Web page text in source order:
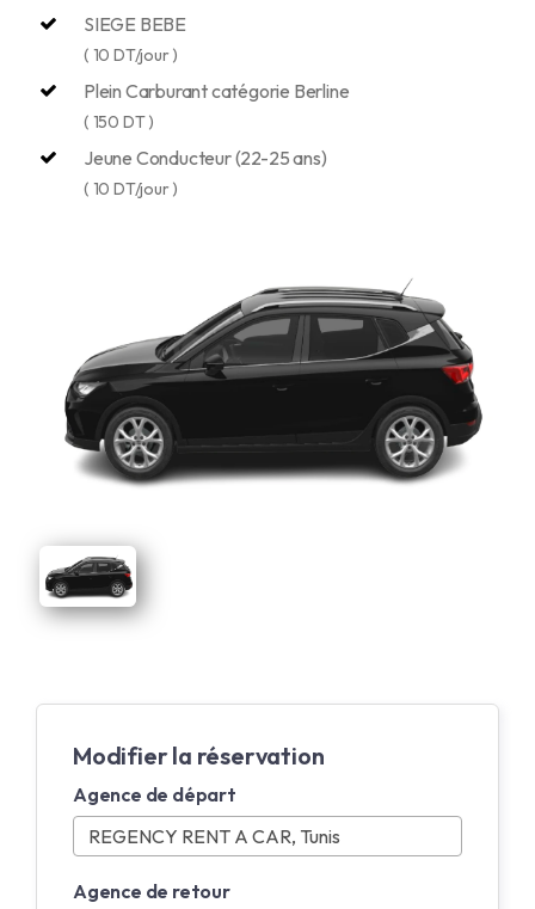
SIEGE BEBE
( 10 DT/jour )
Plein Carburant catégorie Berline
( 150 DT )
Jeune Conducteur (22-25 ans)
( 10 DT/jour )
Modifier la réservation
Agence de départ
Agence de retour